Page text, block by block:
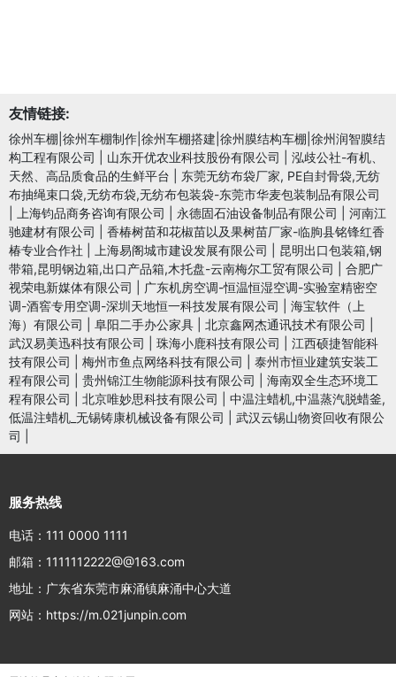
友情链接:
徐州车棚|徐州车棚制作|徐州车棚搭建|徐州膜结构车棚|徐州润智膜结
构工程有限公司
山东开优农业科技股份有限公司
泓歧公社-有机、
天然、高品质食品的生鲜平台
东莞无纺布袋厂家, PE自封骨袋,无纺
布抽绳束口袋,无纺布袋,无纺布包装袋-东莞市华麦包装制品有限公司
上海钧品商务咨询有限公司 永德固石油设备制品有限公司
河南江
驰建材有限公司
香椿树苗和花椒苗以及果树苗厂家-临朐县铭锋红香
椿专业合作社
上海易阁城市建设发展有限公司
昆明出口包装箱,钢
带箱,昆明钢边箱,出口产品箱,木托盘-云南梅尔工贸有限公司
合肥广
视荣电新媒体有限公司
广东机房空调-恒温恒湿空调-实验室精密空
调-酒窖专用空调-深圳天地恒一科技发展有限公司
海宝软件（上
海）有限公司
阜阳二手办公家具 北京鑫网杰通讯技术有限公司
武汉易美迅科技有限公司
珠海小鹿科技有限公司
江西硕捷智能科
技有限公司
梅州市鱼点网络科技有限公司
泰州市恒业建筑安装工
程有限公司
贵州锦江生物能源科技有限公司
海南双全生态环境工
程有限公司
北京唯妙思科技有限公司
中温注蜡机,中温蒸汽脱蜡釜,
低温注蜡机_无锡铸康机械设备有限公司
武汉云锡山物资回收有限公
司
服务热线
电话：111 0000 1111
邮箱：1111112222@@163.com
地址：广东省东莞市麻涌镇麻涌中心大道
网站：https://m.021junpin.com